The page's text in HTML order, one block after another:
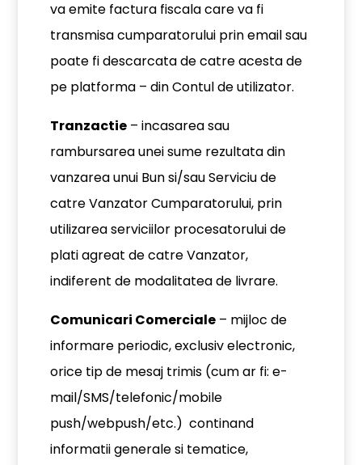
va emite factura fiscala care va fi
transmisa cumparatorului prin email sau
poate fi descarcata de catre acesta de
pe platforma – din Contul de utilizator.
Tranzactie – incasarea sau
rambursarea unei sume rezultata din
vanzarea unui Bun si/sau Serviciu de
catre Vanzator Cumparatorului, prin
utilizarea serviciilor procesatorului de
plati agreat de catre Vanzator,
indiferent de modalitatea de livrare.
Comunicari Comerciale – mijloc de
informare periodic, exclusiv electronic,
orice tip de mesaj trimis (cum ar fi: e-
mail/SMS/telefonic/mobile
push/webpush/etc.) continand
informatii generale si tematice,